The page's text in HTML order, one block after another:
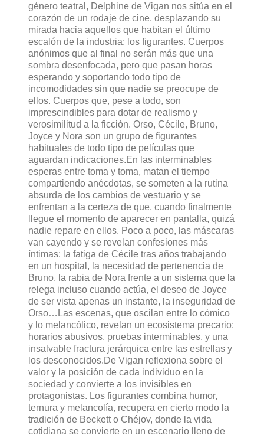
género teatral, Delphine de Vigan nos sitúa en el
corazón de un rodaje de cine, desplazando su
mirada hacia aquellos que habitan el último
escalón de la industria: los figurantes. Cuerpos
anónimos que al final no serán más que una
sombra desenfocada, pero que pasan horas
esperando y soportando todo tipo de
incomodidades sin que nadie se preocupe de
ellos. Cuerpos que, pese a todo, son
imprescindibles para dotar de realismo y
verosimilitud a la ficción. Orso, Cécile, Bruno,
Joyce y Nora son un grupo de figurantes
habituales de todo tipo de películas que
aguardan indicaciones.En las interminables
esperas entre toma y toma, matan el tiempo
compartiendo anécdotas, se someten a la rutina
absurda de los cambios de vestuario y se
enfrentan a la certeza de que, cuando finalmente
llegue el momento de aparecer en pantalla, quizá
nadie repare en ellos. Poco a poco, las máscaras
van cayendo y se revelan confesiones más
íntimas: la fatiga de Cécile tras años trabajando
en un hospital, la necesidad de pertenencia de
Bruno, la rabia de Nora frente a un sistema que la
relega incluso cuando actúa, el deseo de Joyce
de ser vista apenas un instante, la inseguridad de
Orso…Las escenas, que oscilan entre lo cómico
y lo melancólico, revelan un ecosistema precario:
horarios abusivos, pruebas interminables, y una
insalvable fractura jerárquica entre las estrellas y
los desconocidos.De Vigan reflexiona sobre el
valor y la posición de cada individuo en la
sociedad y convierte a los invisibles en
protagonistas. Los figurantes combina humor,
ternura y melancolía, recupera en cierto modo la
tradición de Beckett o Chéjov, donde la vida
cotidiana se convierte en un escenario lleno de